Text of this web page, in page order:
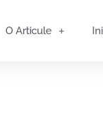
O Articule